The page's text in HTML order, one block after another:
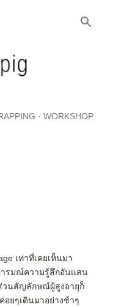
WORKSHOP
เท่าที่เคยเห็นมา
รมณ์ความรู้สึกอันแสน
วนสัญลักษณ์ผู้สูงอายุก็
ยๆเดินมาอย่างช้าๆ